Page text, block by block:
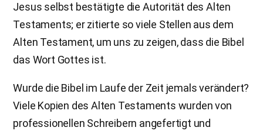
Jesus selbst bestätigte die Autorität des Alten
Testaments; er zitierte so viele Stellen aus dem
Alten Testament, um uns zu zeigen, dass die Bibel
das Wort Gottes ist.
Wurde die Bibel im Laufe der Zeit jemals verändert?
Viele Kopien des Alten Testaments wurden von
professionellen Schreibern angefertigt und